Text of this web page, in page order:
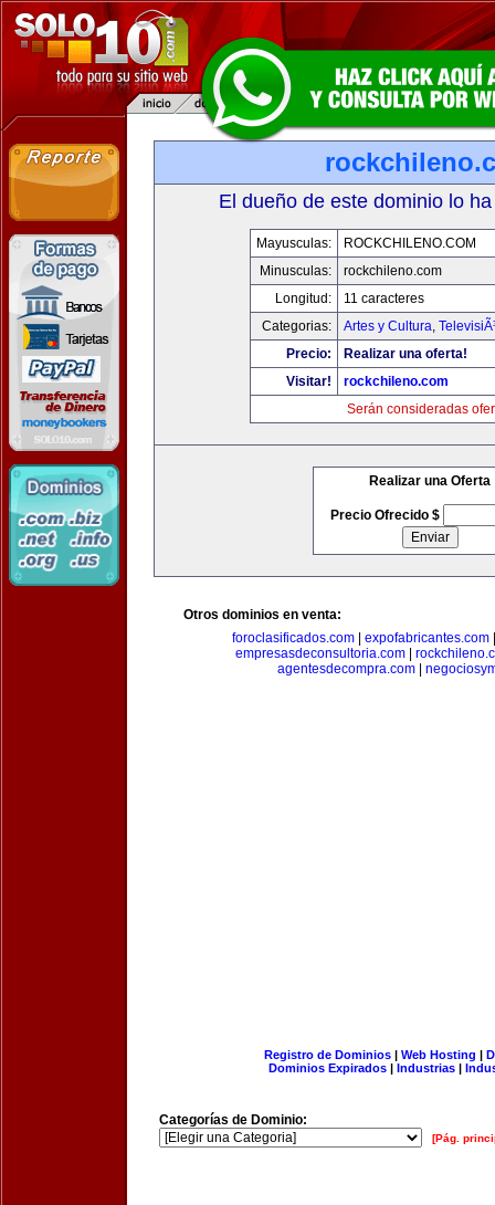
El dueño de este dominio lo
Mayusculas:
ROCKCHILENO.COM
Minusculas:
rockchileno.com
Longitud:
11 caracteres
Categorias:
Artes y Cultura,
Precio:
Realizar una oferta!
Visitar!
rockchileno.com
Serán consideradas
Realizar una Oferta
Precio Ofrecido $
Otros dominios en venta:
foroclasificados.com
expofabricantes.com
empresasdeconsultoria.com
agentesdecompra.com|
Registro de Dominios| Web Hosting |
Dominios Expirados | Industrias |
Categorías de Dominio:
[Pág.